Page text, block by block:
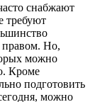
снабжают
требуют
правом. Но,
можно
Кроме
подготовить
можно